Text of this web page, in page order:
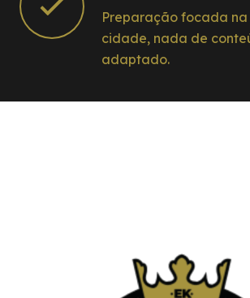
Preparação focada
cidade, nada de
adaptado.